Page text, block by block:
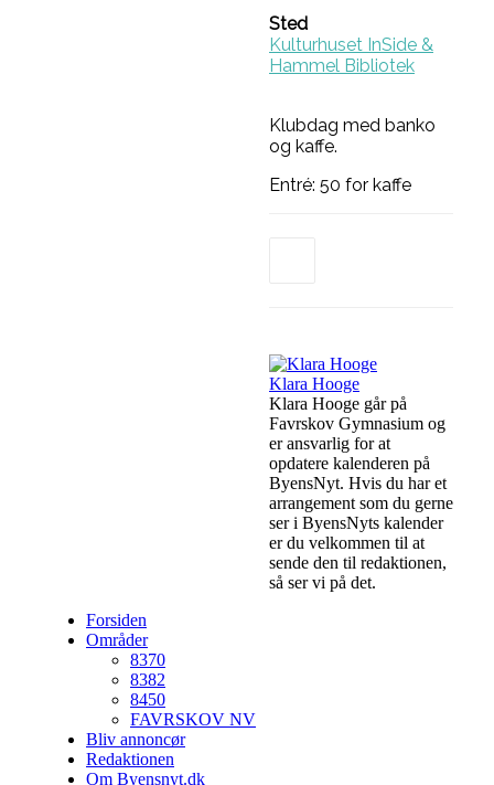
Sted
Kulturhuset InSide &
Hammel Bibliotek
Klubdag med banko
og kaffe.
Entré: 50 for kaffe
Klara Hooge
Klara Hooge går på
Favrskov Gymnasium og
er ansvarlig for at
opdatere kalenderen på
ByensNyt. Hvis du har et
arrangement som du gerne
ser i ByensNyts kalender
er du velkommen til at
sende den til redaktionen,
så ser vi på det.
Forsiden
Områder
8370
8382
8450
FAVRSKOV NV
Bliv annoncør
Redaktionen
Om Byensnyt.dk